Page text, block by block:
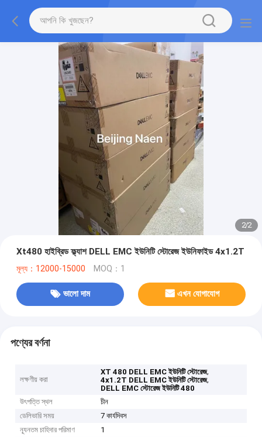
2/2
Xt480 হাইব্রিড ফ্ল্যাশ DELL EMC ইউনিটি স্টোরেজ ইউনিফাইড 4x1.2T
মূল্য：12000-15000 MOQ：1
ভালো দাম এখন যোগাযোগ
পণ্যের বর্ণনা
লক্ষণীয় করা
XT 480 DELL EMC ইউনিটি স্টোরেজ,
4x1.2T DELL EMC ইউনিটি স্টোরেজ,
DELL EMC স্টোরেজ ইউনিটি 480
উৎপত্তি স্থল
চীন
ডেলিভারি সময়
7 কার্যদিবস
ন্যূনতম চাহিদার পরিমাণ
1